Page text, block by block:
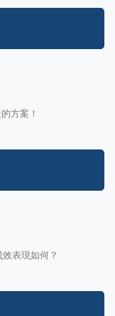
方案！
表現如何？